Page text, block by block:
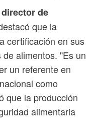
de
que la
certificación en sus
alimentos. "Es un
un referente en
como
que la producción
alimentaria